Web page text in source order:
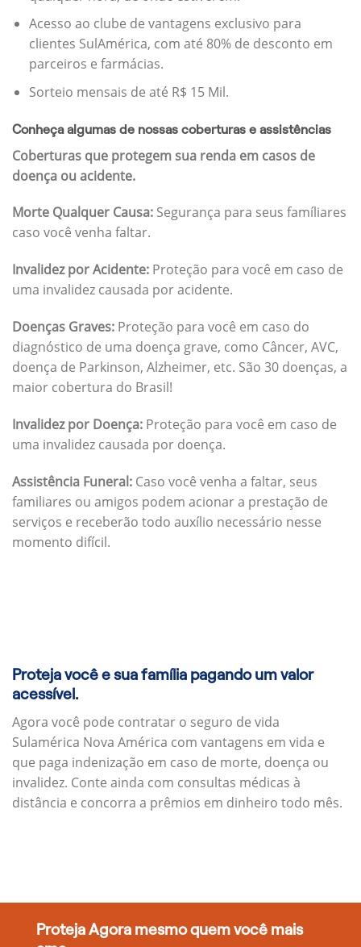
Acesso ao clube de vantagens exclusivo para
clientes SulAmérica, com até 80% de desconto em
parceiros e farmácias.
Sorteio mensais de até R$ 15 Mil.
Conheça algumas de nossas coberturas e assistências
Coberturas que protegem sua renda em casos de
doença ou acidente.
Morte Qualquer Causa: Segurança para seus famíliares
caso você venha faltar.
Invalidez por Acidente: Proteção para você em caso de
uma invalidez causada por acidente.
Doenças Graves: Proteção para você em caso do
diagnóstico de uma doença grave, como Câncer, AVC,
doença de Parkinson, Alzheimer, etc. São 30 doenças, a
maior cobertura do Brasil!
Invalidez por Doença: Proteção para você em caso de
uma invalidez causada por doença.
Assistência Funeral: Caso você venha a faltar, seus
familiares ou amigos podem acionar a prestação de
serviços e receberão todo auxílio necessário nesse
momento difícil.
Proteja você e sua família pagando um valor
acessível.
Agora você pode contratar o seguro de vida
Sulamérica Nova América com vantagens em vida e
que paga indenização em caso de morte, doença ou
invalidez. Conte ainda com consultas médicas à
distância e concorra a prêmios em dinheiro todo mês.
Proteja Agora mesmo quem você mais